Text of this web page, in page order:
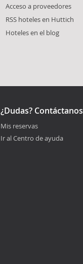
Acceso a proveedores
RSS hoteles en Huttich
Hoteles en el blog
¿Dudas? Contáctanos
Mis reservas
Ir al Centro de ayuda